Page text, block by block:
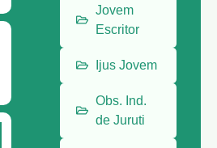
Jovem
Escritor
Ijus Jovem
Obs. Ind.
de Juruti